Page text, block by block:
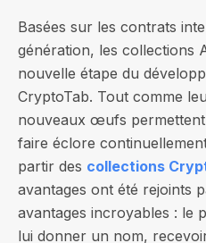
Basées sur les contrats
génération, les collections
nouvelle étape du
CryptoTab. Tout comme
nouveaux œufs
faire éclore
partir des collections
avantages ont été rejoints
avantages incroyables :
lui donner un nom,